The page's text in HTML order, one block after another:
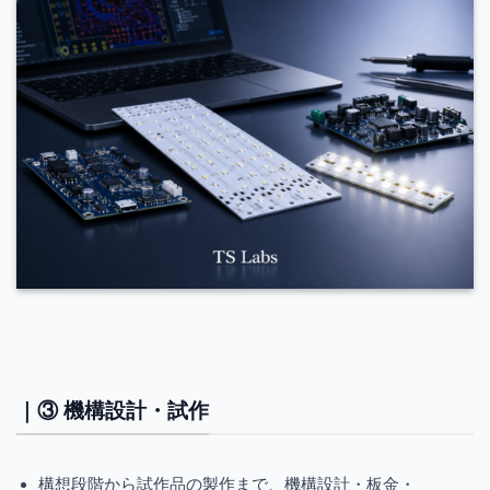
｜③ 機構設計・試作
構想段階から試作品の製作まで、機構設計・板金・